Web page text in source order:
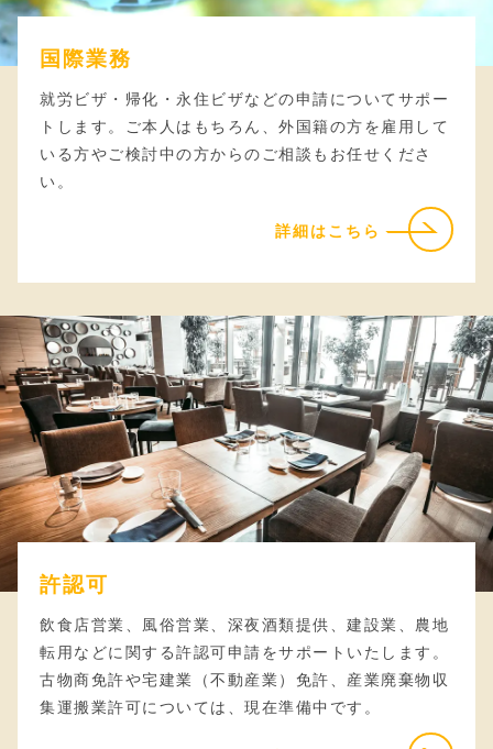
国際業務
就労ビザ・帰化・永住ビザなどの申請についてサポー
トします。ご本人はもちろん、外国籍の方を雇用して
いる方やご検討中の方からのご相談もお任せくださ
い。
詳細はこちら
許認可
飲食店営業、風俗営業、深夜酒類提供、建設業、農地
転用などに関する許認可申請をサポートいたします。
古物商免許や宅建業（不動産業）免許、産業廃棄物収
集運搬業許可については、現在準備中です。